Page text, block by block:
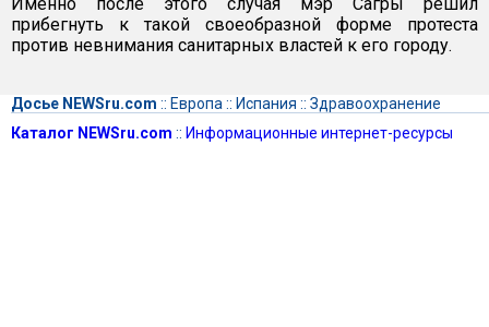
прибегнуть к такой своеобразной форме протеста
против невнимания санитарных властей к его городу.
Досье NEWSru.com :: Европа :: Испания :: Здравоохранение
Каталог NEWSru.com :: Информационные интернет-ресурсы